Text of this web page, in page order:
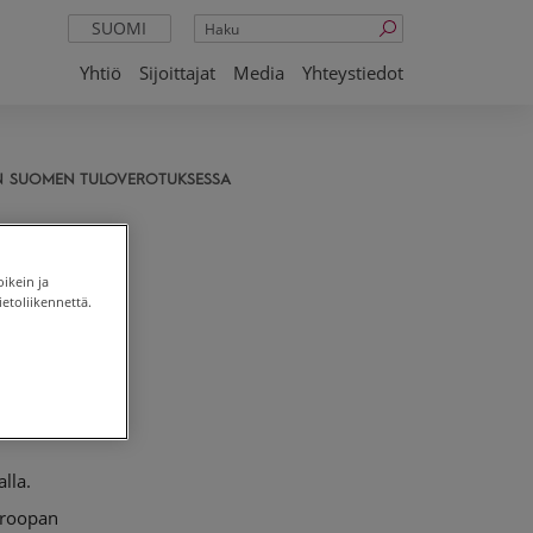
SUOMI
Haku
Yhtiö
Sijoittajat Media Yhteystiedot
TULOVEROTUKSESSA
ja